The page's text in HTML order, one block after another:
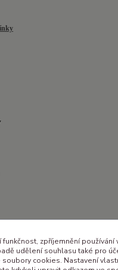
funkčnost, zpříjemnění používání
udělení souhlasu také pro
soubory cookies. Nastavení